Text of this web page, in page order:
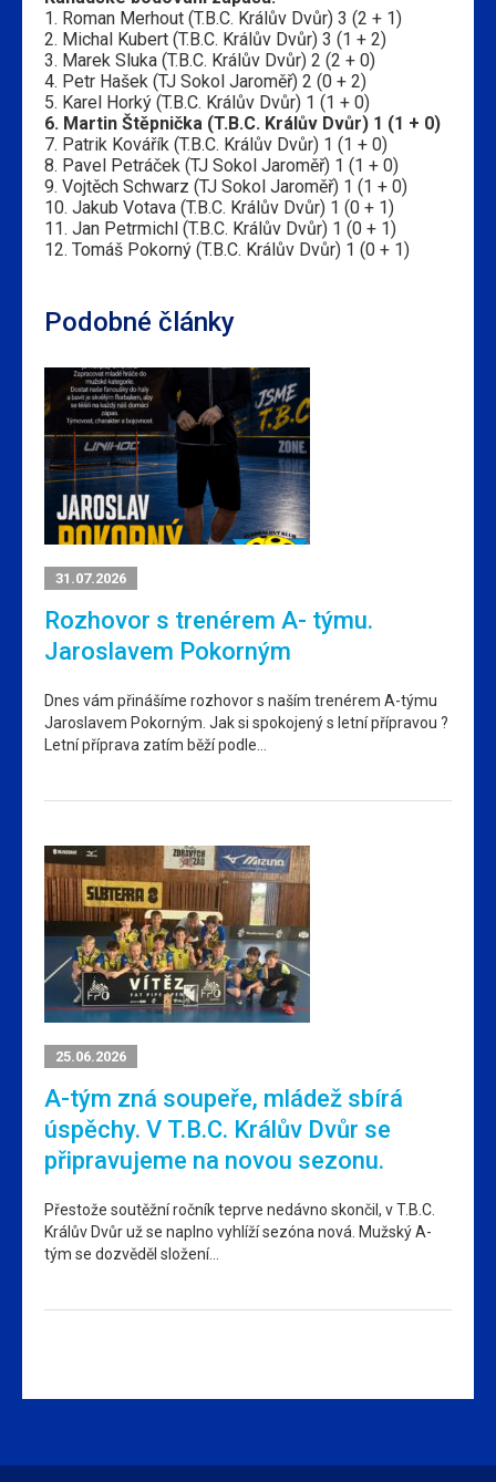
1. Roman Merhout (T.B.C. Králův Dvůr) 3 (2 + 1)
2. Michal Kubert (T.B.C. Králův Dvůr) 3 (1 + 2)
3. Marek Sluka (T.B.C. Králův Dvůr) 2 (2 + 0)
4. Petr Hašek (TJ Sokol Jaroměř) 2 (0 + 2)
5. Karel Horký (T.B.C. Králův Dvůr) 1 (1 + 0)
6. Martin Štěpnička (T.B.C. Králův Dvůr) 1 (1 + 0)
7. Patrik Kovářík (T.B.C. Králův Dvůr) 1 (1 + 0)
8. Pavel Petráček (TJ Sokol Jaroměř) 1 (1 + 0)
9. Vojtěch Schwarz (TJ Sokol Jaroměř) 1 (1 + 0)
10. Jakub Votava (T.B.C. Králův Dvůr) 1 (0 + 1)
11. Jan Petrmichl (T.B.C. Králův Dvůr) 1 (0 + 1)
12. Tomáš Pokorný (T.B.C. Králův Dvůr) 1 (0 + 1)
Podobné články
31.07.2026
Rozhovor s trenérem A- týmu.
Jaroslavem Pokorným
Dnes vám přinášíme rozhovor s naším trenérem A-týmu
Jaroslavem Pokorným. Jak si spokojený s letní přípravou ?
Letní příprava zatím běží podle…
25.06.2026
A-tým zná soupeře, mládež sbírá
úspěchy. V T.B.C. Králův Dvůr se
připravujeme na novou sezonu.
Přestože soutěžní ročník teprve nedávno skončil, v T.B.C.
Králův Dvůr už se naplno vyhlíží sezóna nová. Mužský A-
tým se dozvěděl složení…